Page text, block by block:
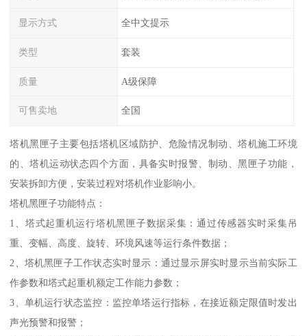
显示方式 全中文提示
类型 套装
质量 A级保障
可售卖地 全国
塔机黑匣子主要包括塔机区域防护、危险情况制动、塔机施工环境
的、塔机运动状态四个方面，具备实时报警、制动、黑匣子功能，
安装拆卸方便，安装过程对塔机作业影响小。
塔机黑匣子功能特点：
1、塔式起重机运行塔机黑匣子数据采集：通过传感器实时采集吊
重、变幅、高度、旋转、环境风速等运行条件数据；
2、塔机黑匣子工作状态实时显示：通过显示屏实时显示当前实际工
作参数和塔式起重机额定工作能力参数；
3、单机运行状态监控：监控单塔运行指标，在接近额定限值时发出
声光预警和报警；